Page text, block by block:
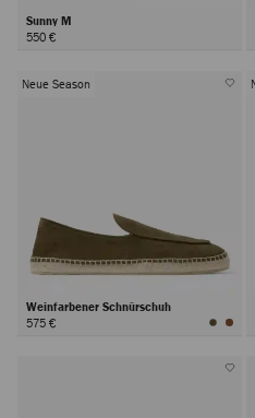
Sunny M
550 €
Neue Season
Weinfarbener Schnürschuh
575 €